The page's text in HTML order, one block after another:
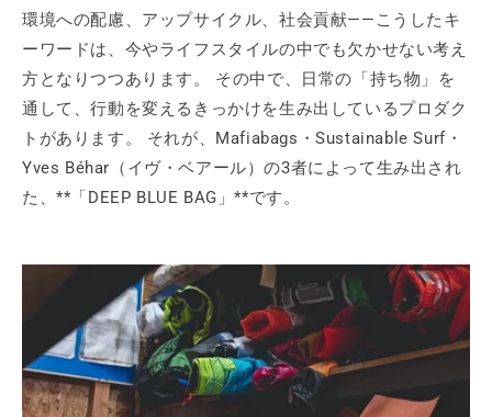
環境への配慮、アップサイクル、社会貢献——こうしたキ
ーワードは、今やライフスタイルの中でも欠かせない考え
方となりつつあります。 その中で、日常の「持ち物」を
通して、行動を変えるきっかけを生み出しているプロダク
トがあります。 それが、Mafiabags・Sustainable Surf・
Yves Béhar（イヴ・ベアール）の3者によって生み出され
た、**「DEEP BLUE BAG」**です。